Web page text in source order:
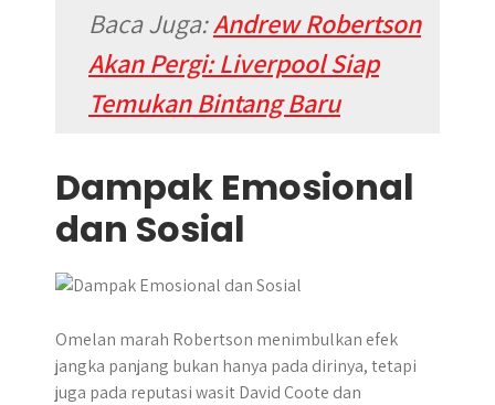
Baca Juga:Andrew Robertson
Akan Pergi: Liverpool Siap
Temukan Bintang Baru
Dampak Emosional
dan Sosial
Omelan marah Robertson menimbulkan efek
jangka panjang bukan hanya pada dirinya, tetapi
juga pada reputasi wasit David Coote dan